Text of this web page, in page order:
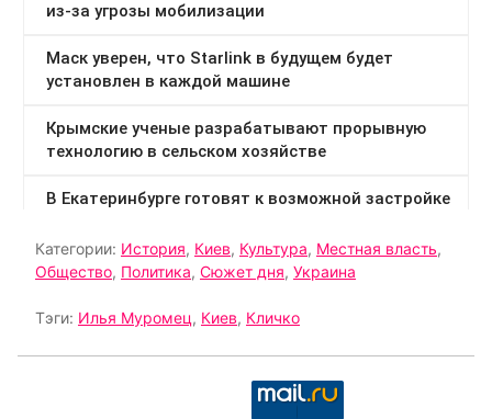
Категории: История, Киев, Культура, Местная власть,
Общество, Политика, Сюжет дня, Украина
Тэги: Илья Муромец, Киев, Кличко